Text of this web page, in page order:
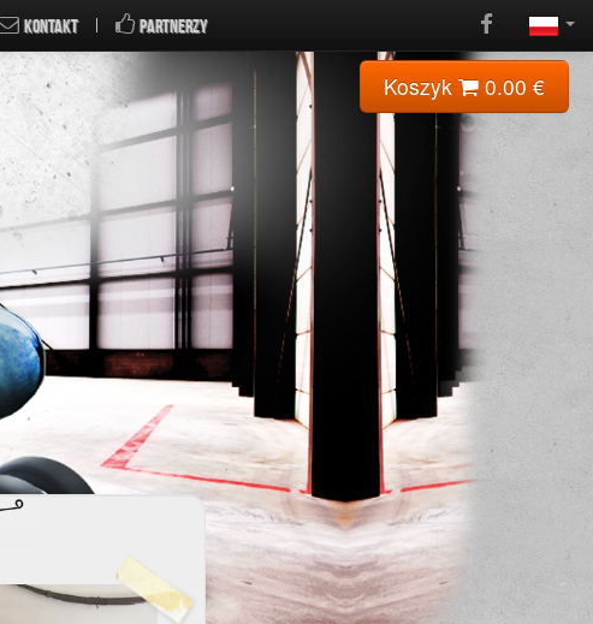
KONTAKT PARTNERZY
Koszyk 0.00 €